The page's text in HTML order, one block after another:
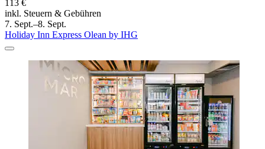
113 €
inkl. Steuern & Gebühren
7. Sept.–8. Sept.
Holiday Inn Express Olean by IHG